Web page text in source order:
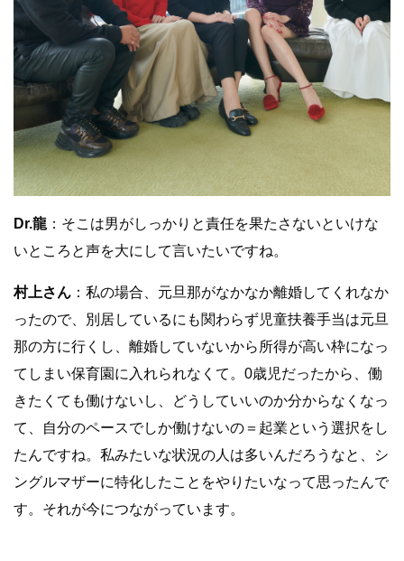
Dr.龍 ：そこは男がしっかりと責任を果たさないといけな
いところと声を大にして言いたいですね。
村上さん ：私の場合、元旦那がなかなか離婚してくれなか
ったので、別居しているにも関わらず児童扶養手当は元旦
那の方に行くし、離婚していないから所得が高い枠になっ
てしまい保育園に入れられなくて。0歳児だったから、働
きたくても働けないし、どうしていいのか分からなくなっ
て、自分のペースでしか働けないの＝起業という選択をし
たんですね。私みたいな状況の人は多いんだろうなと、シ
ングルマザーに特化したことをやりたいなって思ったんで
す。それが今につながっています。